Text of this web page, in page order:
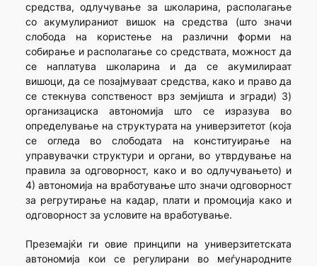
средства, одлучување за школарина, располагање
со акумулираниот вишок на средства (што значи
слобода на користење на различни форми на
собирање и располагање со средствата, можност да
се наплатува школарина и да се акумилираат
вишоци, да се позајмуваат средства, како и право да
се стекнува сопственост врз земјишта и згради) 3)
организациска автономија што се изразува во
определување на структурата на универзитетот (која
се огледа во слободата на конституирање на
управувачки структури и органи, во утврдување на
правила за одговорност, како и во одлучувањето) и
4) автономија на вработување што значи одговорност
за регрутирање на кадар, плати и промоција како и
одговорност за условите на вработување.
Преземајќи ги овие принципи на универзитетската
автономија кои се регулирани во меѓународните